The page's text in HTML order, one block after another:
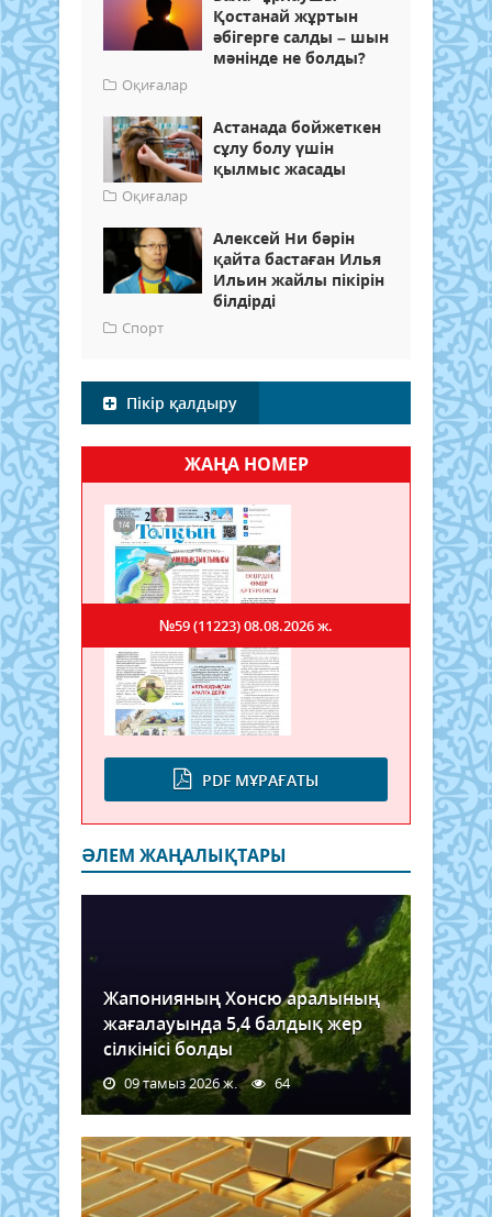
Қостанай жұртын
әбігерге салды – шын
мәнінде не болды?
Оқиғалар
Астанада бойжеткен
сұлу болу үшін
қылмыс жасады
Оқиғалар
Алексей Ни бәрін
қайта бастаған Илья
Ильин жайлы пікірін
білдірді
Спорт
Пікір қалдыру
ЖАҢА НОМЕР
PDF МҰРАҒАТЫ
№59 (11223)08.08.2026 ж.
ӘЛЕМ ЖАҢАЛЫҚТАРЫ
Жапонияның Хонсю аралының
жағалауында 5,4 балдық жер
сілкінісі болды
09 тамыз 2026 ж. 64